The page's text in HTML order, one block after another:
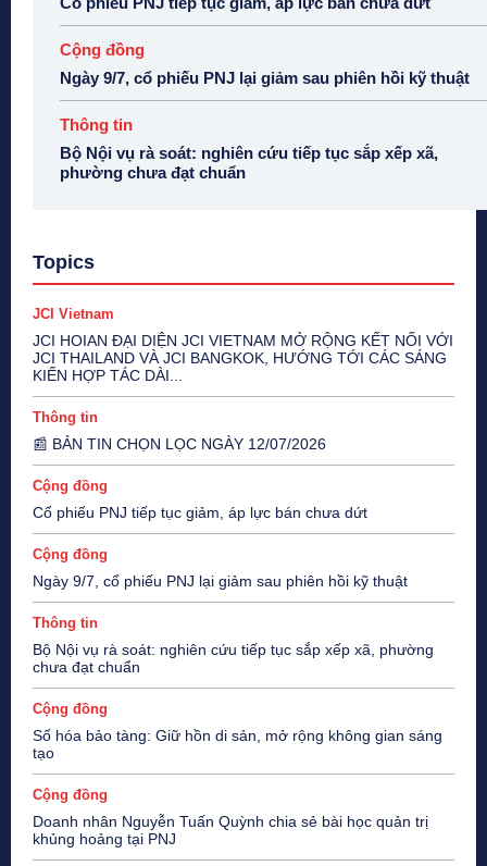
Cộng đồng
Ngày 9/7, cổ phiếu PNJ lại giảm sau phiên hồi kỹ thuật
Thông tin
Bộ Nội vụ rà soát: nghiên cứu tiếp tục sắp xếp xã,
phường chưa đạt chuẩn
Topics
JCI Vietnam
JCI HOIAN ĐẠI DIỆN JCI VIETNAM MỞ RỘNG KẾT NỐI VỚI
JCI THAILAND VÀ JCI BANGKOK, HƯỚNG TỚI CÁC SÁNG
KIẾN HỢP TÁC DÀI...
Thông tin
📰 BẢN TIN CHỌN LỌC NGÀY 12/07/2026
Cộng đồng
Cổ phiếu PNJ tiếp tục giảm, áp lực bán chưa dứt
Cộng đồng
Ngày 9/7, cổ phiếu PNJ lại giảm sau phiên hồi kỹ thuật
Thông tin
Bộ Nội vụ rà soát: nghiên cứu tiếp tục sắp xếp xã, phường
chưa đạt chuẩn
Cộng đồng
Số hóa bảo tàng: Giữ hồn di sản, mở rộng không gian sáng
tạo
Cộng đồng
Doanh nhân Nguyễn Tuấn Quỳnh chia sẻ bài học quản trị
khủng hoảng tại PNJ